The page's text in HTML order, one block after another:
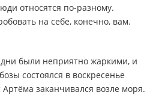
относятся по-разному.
на себе, конечно, вам.
были неприятно жаркими, и
состоялся в воскресенье
заканчивался возле моря.